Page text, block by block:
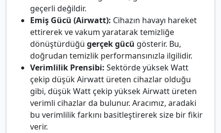
geçerli değildir.
Emiş Gücü (Airwatt): Cihazın havayı hareket
ettirerek ve vakum yaratarak temizliğe
dönüştürdüğü gerçek gücü gösterir. Bu,
doğrudan temizlik performansınızla ilgilidir.
Verimlilik Prensibi: Sektörde yüksek Watt
çekip düşük Airwatt üreten cihazlar olduğu
gibi, düşük Watt çekip yüksek Airwatt üreten
verimli cihazlar da bulunur. Aracımız, aradaki
bu verimlilik farkını basitleştirerek size bir fikir
verir.